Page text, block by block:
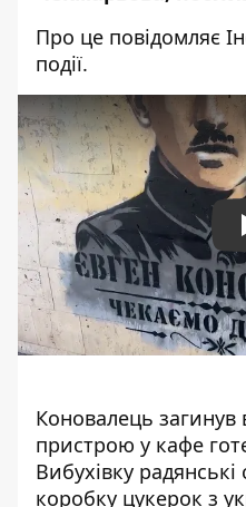
Про це повідомляє
події.
Коновалець загинув
пристрою у кафе
Вибухівку
коробку цукерок з